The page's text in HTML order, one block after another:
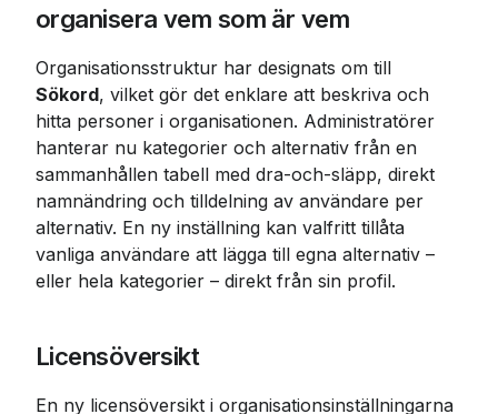
organisera vem som är vem
Organisationsstruktur har designats om till
Sökord, vilket gör det enklare att beskriva och
hitta personer i organisationen. Administratörer
hanterar nu kategorier och alternativ från en
sammanhållen tabell med dra-och-släpp, direkt
namnändring och tilldelning av användare per
alternativ. En ny inställning kan valfritt tillåta
vanliga användare att lägga till egna alternativ –
eller hela kategorier – direkt från sin profil.
Licensöversikt
En ny licensöversikt i organisationsinställningarna